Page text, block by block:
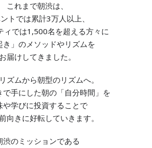
これまで朝渋は、
トでは累計3万人以上、
ィでは1,500名を超える方々に
き」のメソッドやリズムを
お届けしてきました。
ズムから朝型のリズムへ。
で手にした朝の「自分時間」を
や学びに投資することで
向きに好転していきます。
渋のミッションである